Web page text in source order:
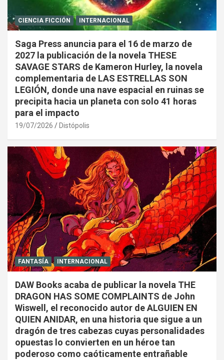
CIENCIA FICCIÓN INTERNACIONAL
Saga Press anuncia para el 16 de marzo de
2027 la publicación de la novela THESE
SAVAGE STARS de Kameron Hurley, la novela
complementaria de LAS ESTRELLAS SON
LEGIÓN, donde una nave espacial en ruinas se
precipita hacia un planeta con solo 41 horas
para el impacto
19/07/2026 Distópolis
FANTASÍA INTERNACIONAL
DAW Books acaba de publicar la novela THE
DRAGON HAS SOME COMPLAINTS de John
Wiswell, el reconocido autor de ALGUIEN EN
QUIEN ANIDAR, en una historia que sigue a un
dragón de tres cabezas cuyas personalidades
opuestas lo convierten en un héroe tan
poderoso como caóticamente entrañable